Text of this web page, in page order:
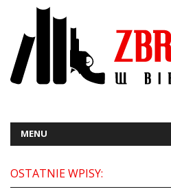
MENU
OSTATNIE WPISY: